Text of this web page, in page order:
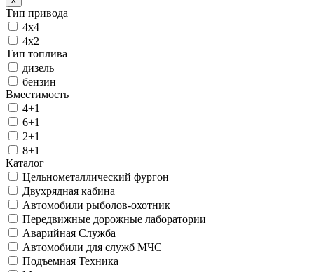
Тип привода
4х4
4х2
Тип топлива
дизель
бензин
Вместимость
4+1
6+1
2+1
8+1
Каталог
Цельнометаллический фургон
Двухрядная кабина
Автомобили рыболов-охотник
Передвижные дорожные лаборатории
Аварийная Служба
Автомобили для служб МЧС
Подъемная Техника